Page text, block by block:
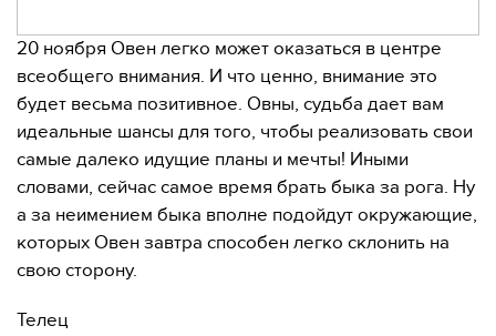
20 ноября Овен легко может оказаться в центре
всеобщего внимания. И что ценно, внимание это
будет весьма позитивное. Овны, судьба дает вам
идеальные шансы для того, чтобы реализовать свои
самые далеко идущие планы и мечты! Иными
словами, сейчас самое время брать быка за рога. Ну
а за неимением быка вполне подойдут окружающие,
которых Овен завтра способен легко склонить на
свою сторону.
Телец